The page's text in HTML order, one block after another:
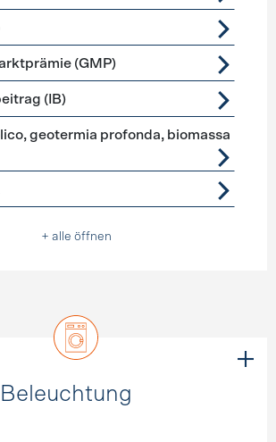
(GMP)
(IB)
geotermia profonda, biomassa
+ alle öffnen